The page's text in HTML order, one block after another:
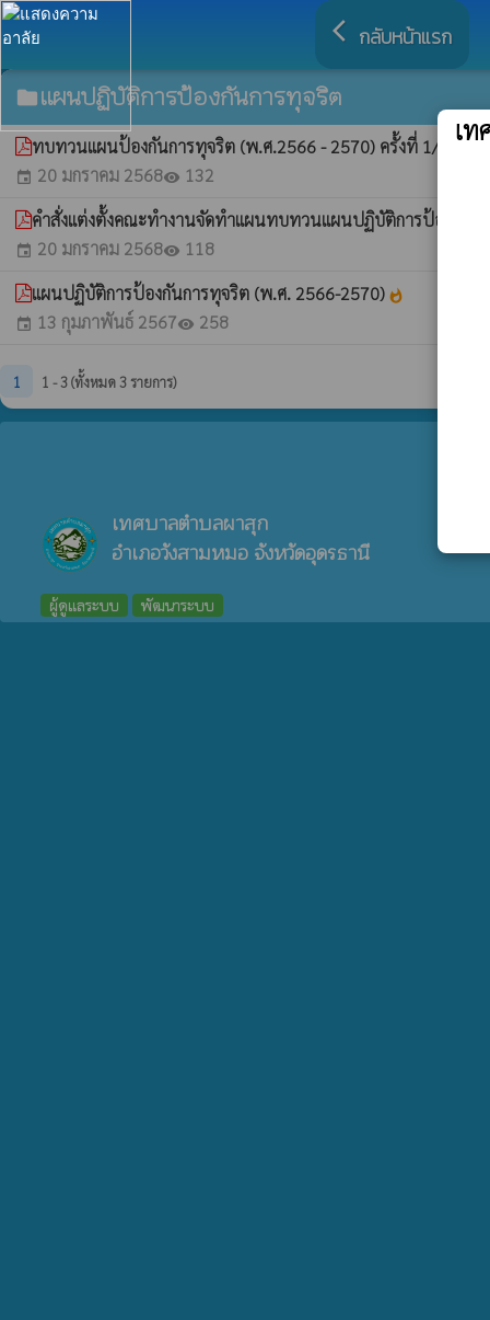
arrow_back_ios กลับหน้าแรก
folderแผนปฏิบัติการป้องกันการทุจริต
ทบทวนแผนป้องกันการทุจริต (พ.ศ.2566 - 2570) ครั้งที่ 1/2568
event 20 มกราคม 2568visibility 132
คำสั่งแต่งตั้งคณะทำงานจัดทำแผนทบทวนแผนปฏิบัติการป้องกัน
event 20 มกราคม 2568visibility 118
แผนปฏิบัติการป้องกันการทุจริต (พ.ศ. 2566-2570) whatshot
event 13 กุมภาพันธ์ 2567visibility 258
1 1 - 3 (ทั้งหมด 3 รายการ)
เทศบาลตำบลผาสุก
อำเภอวังสามหมอ จังหวัดอุดรธานี
ผู้ดูแลระบบ พัฒนาระบบ
เ